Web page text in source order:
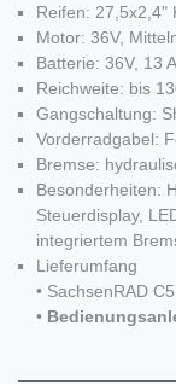
Reifen: 27,5x2,4"
Motor: 36V,
Batterie: 36V, 13
Reichweite: bis
Gangschaltung:
Vorderradgabel:
Bremse:
Besonderheiten:
Steuerdisplay,
integriertem
Lieferumfang
• SachsenRAD
•